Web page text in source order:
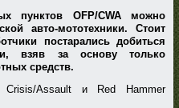
пунктов OFP/CWA можно
авто-мототехники. Стоит
постарались добиться
взяв за основу только
средств.
Assault и Red Hammer